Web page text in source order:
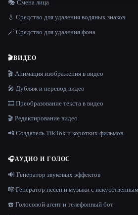
🎭 Смена лица
💧 Средство для удаления водяных знаков
🪄 Средство для удаления фона
🎬ВИДЕО
🎬 Анимация изображения в видео
🎤 Дубляж и перевод видео
🎞️ Преобразование текста в видео
🎬 Редактирование видео
📲 Создатель TikTok и коротких фильмов
🎧АУДИО И ГОЛОС
🔊 Генератор звуковых эффектов
🎼 Генератор песен и музыки с
☎️ Голосовой агент и телефонный бот